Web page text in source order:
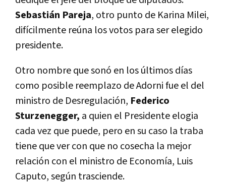
Sebastián Pareja, otro punto de Karina Milei,
difícilmente reúna los votos para ser elegido
presidente.
Otro nombre que sonó en los últimos días
como posible reemplazo de Adorni fue el del
ministro de Desregulación, Federico
Sturzenegger, a quien el Presidente elogia
cada vez que puede, pero en su caso la traba
tiene que ver con que no cosecha la mejor
relación con el ministro de Economía, Luis
Caputo, según trasciende.